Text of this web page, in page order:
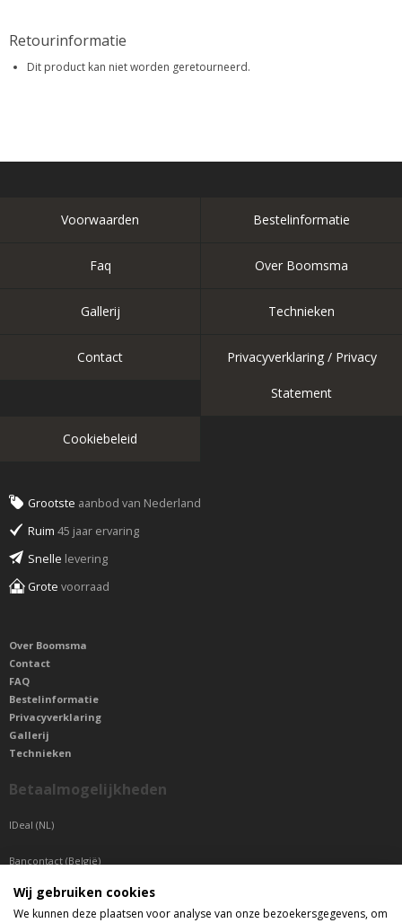
Retourinformatie
Dit product kan niet worden geretourneerd.
Voorwaarden Bestelinformatie
Faq Over Boomsma
Gallerij Technieken
Contact Privacyverklaring / Privacy
Statement
Cookiebeleid
Grootste aanbod van Nederland
Ruim 45 jaar ervaring
Snelle levering
Grote voorraad
Over Boomsma
Contact
FAQ
Bestelinformatie
Privacyverklaring
Gallerij
Technieken
Betaalmogelijkheden
IDeal (NL)
Bancontact (België)
Sepa betaling (Overige landen)
Wij gebruiken cookies
We kunnen deze plaatsen voor analyse van onze bezoekersgegevens, om